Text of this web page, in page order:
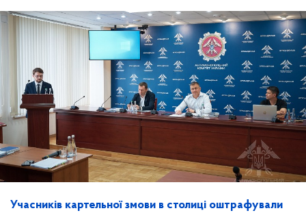
Учасників картельної змови в столиці оштрафували